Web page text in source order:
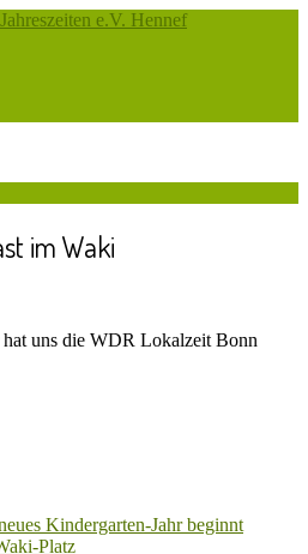
im Waki
uns die WDR Lokalzeit Bonn
Kindergarten-Jahr beginnt
Platz